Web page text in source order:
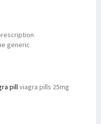
generic
pillviagra pills 25mg